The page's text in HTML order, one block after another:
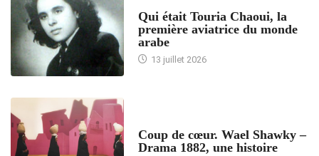
Qui était Touria Chaoui, la
première aviatrice du monde
arabe
13 juillet 2026
Coup de cœur. Wael Shawky –
Drama 1882, une histoire